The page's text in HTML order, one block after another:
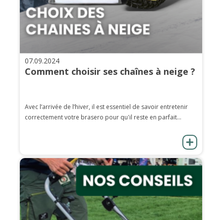
07.09.2024
Comment choisir ses chaînes à neige ?
Avec l’arrivée de l’hiver, il est essentiel de savoir entretenir
correctement votre brasero pour qu'il reste en parfait...